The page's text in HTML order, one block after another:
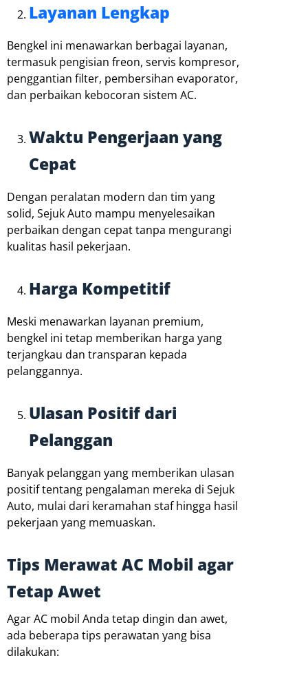
Layanan Lengkap
Bengkel ini menawarkan berbagai layanan,
termasuk pengisian freon, servis kompresor,
penggantian filter, pembersihan evaporator,
dan perbaikan kebocoran sistem AC.
Waktu Pengerjaan yang
Cepat
Dengan peralatan modern dan tim yang
solid, Sejuk Auto mampu menyelesaikan
perbaikan dengan cepat tanpa mengurangi
kualitas hasil pekerjaan.
Harga Kompetitif
Meski menawarkan layanan premium,
bengkel ini tetap memberikan harga yang
terjangkau dan transparan kepada
pelanggannya.
Ulasan Positif dari
Pelanggan
Banyak pelanggan yang memberikan ulasan
positif tentang pengalaman mereka di Sejuk
Auto, mulai dari keramahan staf hingga hasil
pekerjaan yang memuaskan.
Tips Merawat AC Mobil agar
Tetap Awet
Agar AC mobil Anda tetap dingin dan awet,
ada beberapa tips perawatan yang bisa
dilakukan: